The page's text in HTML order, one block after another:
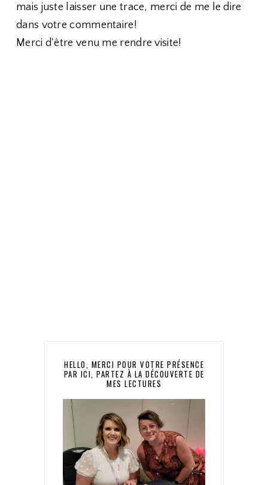
mais juste laisser une trace, merci de me le dire
dans votre commentaire!
Merci d'être venu me rendre visite!
HELLO, MERCI POUR VOTRE PRÉSENCE
PAR ICI, PARTEZ À LA DÉCOUVERTE DE
MES LECTURES